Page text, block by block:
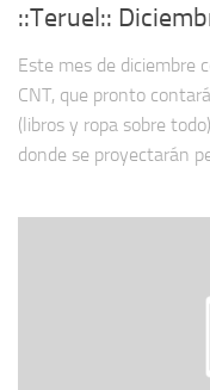
::Teruel::
Este mes de diciembre
CNT, que pronto
(libros y ropa sobre
donde se proyecta­rán